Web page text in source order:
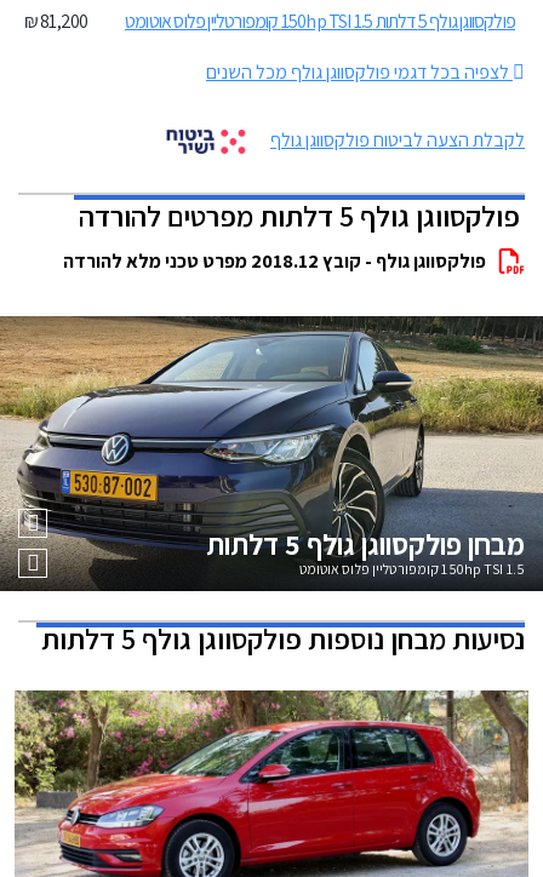
פולקסווגן גולף 5 דלתות 1.5 150hp TSI קומפורטליין פלוס אוטומט
81,200 ₪
לצפיה בכל דגמי פולקסווגן גולף מכל השנים
לקבלת הצעה לביטוח פולקסווגן גולף
פולקסווגן גולף 5 דלתות מפרטים להורדה
פולקסווגן גולף - קובץ 2018.12 מפרט טכני מלא להורדה
מבחןפולקסווגן גולף 5 דלתות
1.5 150hp TSI קומפורטליין פלוס אוטומט
נסיעות מבחן נוספותפולקסווגן גולף 5 דלתות